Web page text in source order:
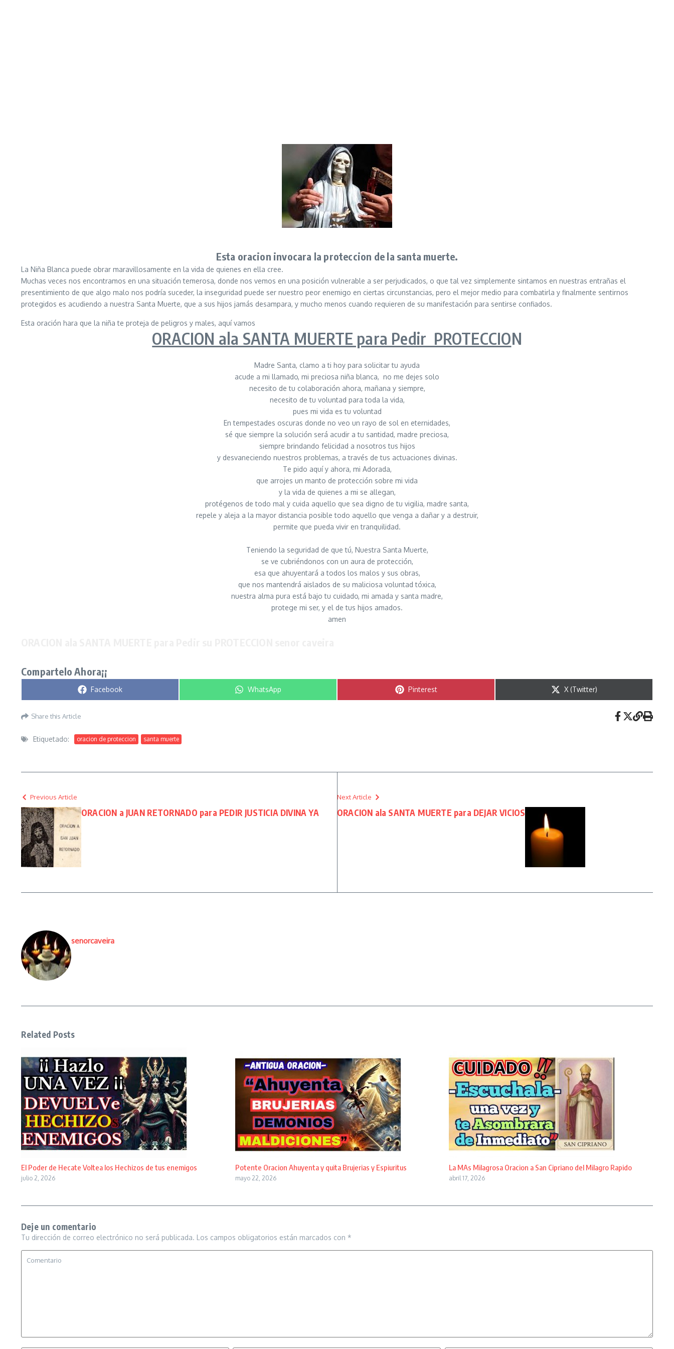
Esta oracion invocara la proteccion de la santa muerte.
La Niña Blanca puede obrar maravillosamente en la vida de quienes en ella cree.
Muchas veces nos encontramos en una situación temerosa, donde nos vemos en una posición vulnerable a ser perjudicados, o que tal vez simplemente sintamos en nuestras entrañas el
presentimiento de que algo malo nos podría suceder, la inseguridad puede ser nuestro peor enemigo en ciertas circunstancias, pero el mejor medio para combatirla y finalmente sentirnos
protegidos es acudiendo a nuestra Santa Muerte, que a sus hijos jamás desampara, y mucho menos cuando requieren de su manifestación para sentirse confiados.
Esta oración hara que la niña te proteja de peligros y males, aquí vamos
ORACION ala SANTA MUERTE para Pedir PROTECCION
Madre Santa, clamo a ti hoy para solicitar tu ayuda
acude a mi llamado, mi preciosa niña blanca, no me dejes solo
necesito de tu colaboración ahora, mañana y siempre,
necesito de tu voluntad para toda la vida,
pues mi vida es tu voluntad
En tempestades oscuras donde no veo un rayo de sol en eternidades,
sé que siempre la solución será acudir a tu santidad, madre preciosa,
siempre brindando felicidad a nosotros tus hijos
y desvaneciendo nuestros problemas, a través de tus actuaciones divinas.
Te pido aquí y ahora, mi Adorada,
que arrojes un manto de protección sobre mi vida
y la vida de quienes a mi se allegan,
protégenos de todo mal y cuida aquello que sea digno de tu vigilia, madre santa,
repele y aleja a la mayor distancia posible todo aquello que venga a dañar y a destruir,
permite que pueda vivir en tranquilidad.
Teniendo la seguridad de que tú, Nuestra Santa Muerte,
se ve cubriéndonos con un aura de protección,
esa que ahuyentará a todos los malos y sus obras,
que nos mantendrá aislados de su maliciosa voluntad tóxica,
nuestra alma pura está bajo tu cuidado, mi amada y santa madre,
protege mi ser, y el de tus hijos amados.
amen
Compartelo Ahora¡¡
Compartir en
Facebook Compartir en
WhatsApp Compartir en
Pinterest Compartir en
X (Twitter)
Share this Article
Etiquetado: oracion de proteccion santa muerte
Previous Article
ORACION a JUAN RETORNADO para PEDIR JUSTICIA DIVINA YA
Next Article
ORACION ala SANTA MUERTE para DEJAR VICIOS
senorcaveira
Related Posts
El Poder de Hecate Voltea los Hechizos de tus enemigos
julio 2, 2026
Potente Oracion Ahuyenta y quita Brujerias y Espiuritus
mayo 22, 2026
La MAs Milagrosa Oracion a San Cipriano del Milagro Rapido
abril 17, 2026
Deje un comentario
Tu dirección de correo electrónico no será publicada. Los campos obligatorios están marcados con *